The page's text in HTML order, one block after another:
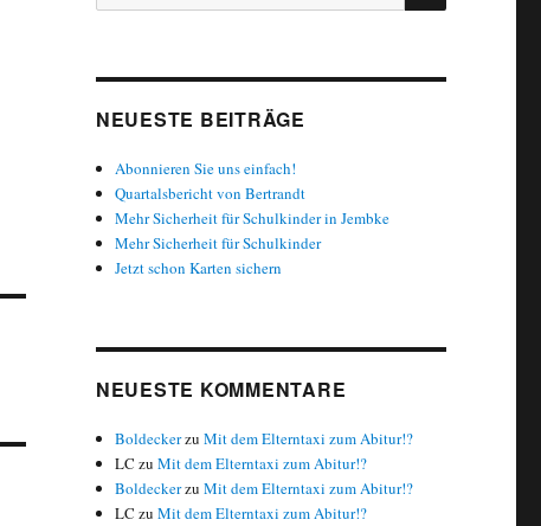
nach:
NEUESTE BEITRÄGE
Abonnieren Sie uns einfach!
Quartalsbericht von Bertrandt
Mehr Sicherheit für Schulkinder in Jembke
Mehr Sicherheit für Schulkinder
Jetzt schon Karten sichern
NEUESTE KOMMENTARE
BoldeckerzuMit dem Elterntaxi zum Abitur!?
LC zuMit dem Elterntaxi zum Abitur!?
BoldeckerzuMit dem Elterntaxi zum Abitur!?
LC zuMit dem Elterntaxi zum Abitur!?